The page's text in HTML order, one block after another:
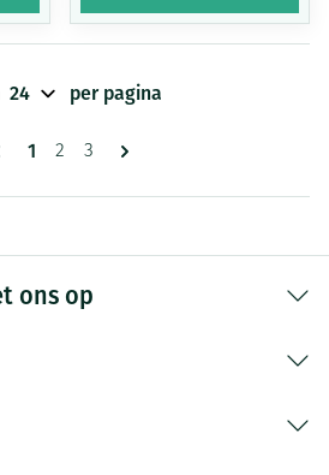
Pagina's
U lees momenteel pagina
1 Pagina
2 Pagina
3
per pagina
ons op